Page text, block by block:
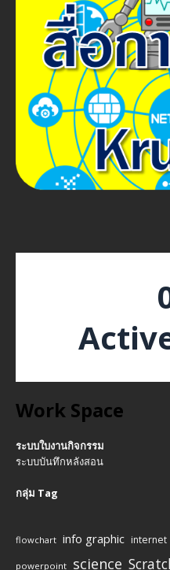
Work Space
ระบบใบงานกิจกรรม
ระบบบันทึกหลังสอน
กลุ่ม Tag
flowchart info graphic internet
powerpoint science